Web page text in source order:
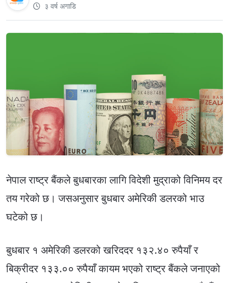
३ वर्ष अगाडि
नेपाल राष्ट्र बैंकले बुधबारका लागि विदेशी मुद्राको विनिमय दर
तय गरेको छ। जसअनुसार बुधबार अमेरिकी डलरको भाउ
घटेको छ।
बुधबार १ अमेरिकी डलरको खरिददर १३२.४० रुपैयाँ र
बिक्रीदर १३३.०० रुपैयाँ कायम भएको राष्ट्र बैंकले जनाएको